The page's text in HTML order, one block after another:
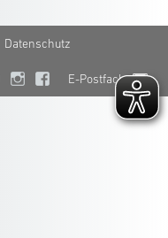
Datenschutz
E-Postfach